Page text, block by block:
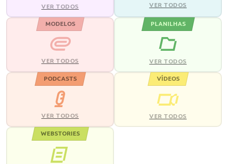
VER TODOS VER TODOS
MODELOS
VER TODOS
PLANILHAS
VER TODOS
PODCASTS
VER TODOS
VÍDEOS
VER TODOS
WEBSTORIES